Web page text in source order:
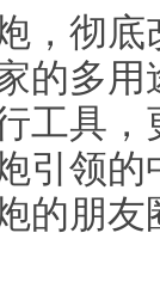
，彻
的多
工具
引领
的朋